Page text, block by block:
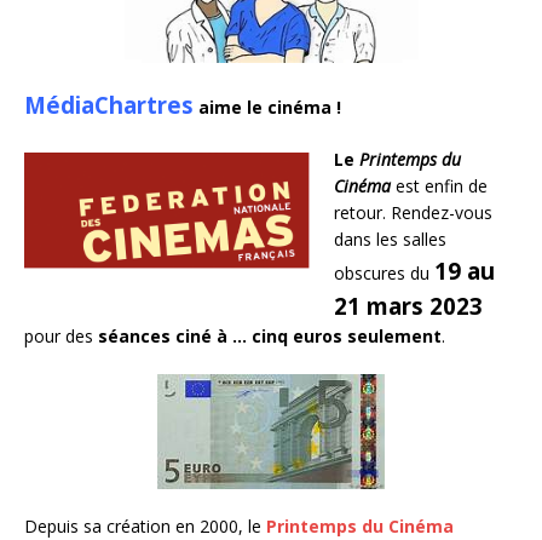
MédiaChartres aime le cinéma !
Le Printemps du
Cinémaest enfin de
retour. Rendez-vous
dans les salles
obscures du 19 au
21 mars 2023
pour des séances ciné à … cinq euros seulement.
Depuis sa création en 2000, le Printemps du Cinéma